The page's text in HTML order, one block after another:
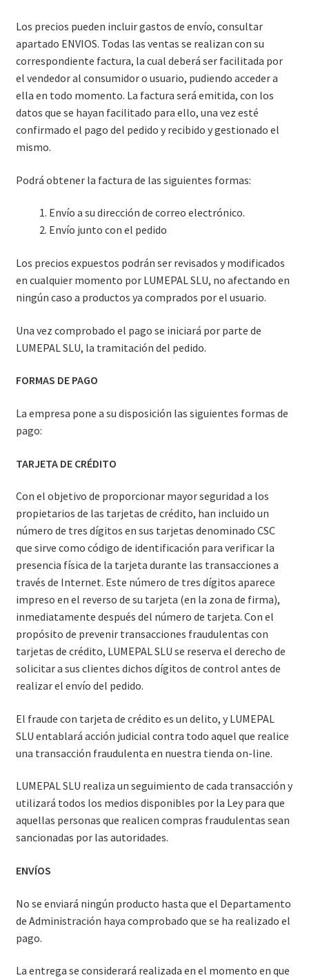
Los precios pueden incluir gastos de envío, consultar
apartado ENVIOS. Todas las ventas se realizan con su
correspondiente factura, la cual deberá ser facilitada por
el vendedor al consumidor o usuario, pudiendo acceder a
ella en todo momento. La factura será emitida, con los
datos que se hayan facilitado para ello, una vez esté
confirmado el pago del pedido y recibido y gestionado el
mismo.
Podrá obtener la factura de las siguientes formas:
Envío a su dirección de correo electrónico.
Envío junto con el pedido
Los precios expuestos podrán ser revisados y modificados
en cualquier momento por LUMEPAL SLU, no afectando en
ningún caso a productos ya comprados por el usuario.
Una vez comprobado el pago se iniciará por parte de
LUMEPAL SLU, la tramitación del pedido.
FORMAS DE PAGO
La empresa pone a su disposición las siguientes formas de
pago:
TARJETA DE CRÉDITO
Con el objetivo de proporcionar mayor seguridad a los
propietarios de las tarjetas de crédito, han incluido un
número de tres dígitos en sus tarjetas denominado CSC
que sirve como código de identificación para verificar la
presencia física de la tarjeta durante las transacciones a
través de Internet. Este número de tres dígitos aparece
impreso en el reverso de su tarjeta (en la zona de firma),
inmediatamente después del número de tarjeta. Con el
propósito de prevenir transacciones fraudulentas con
tarjetas de crédito, LUMEPAL SLU se reserva el derecho de
solicitar a sus clientes dichos dígitos de control antes de
realizar el envío del pedido.
El fraude con tarjeta de crédito es un delito, y LUMEPAL
SLU entablará acción judicial contra todo aquel que realice
una transacción fraudulenta en nuestra tienda on-line.
LUMEPAL SLU realiza un seguimiento de cada transacción y
utilizará todos los medios disponibles por la Ley para que
aquellas personas que realicen compras fraudulentas sean
sancionadas por las autoridades.
ENVÍOS
No se enviará ningún producto hasta que el Departamento
de Administración haya comprobado que se ha realizado el
pago.
La entrega se considerará realizada en el momento en que